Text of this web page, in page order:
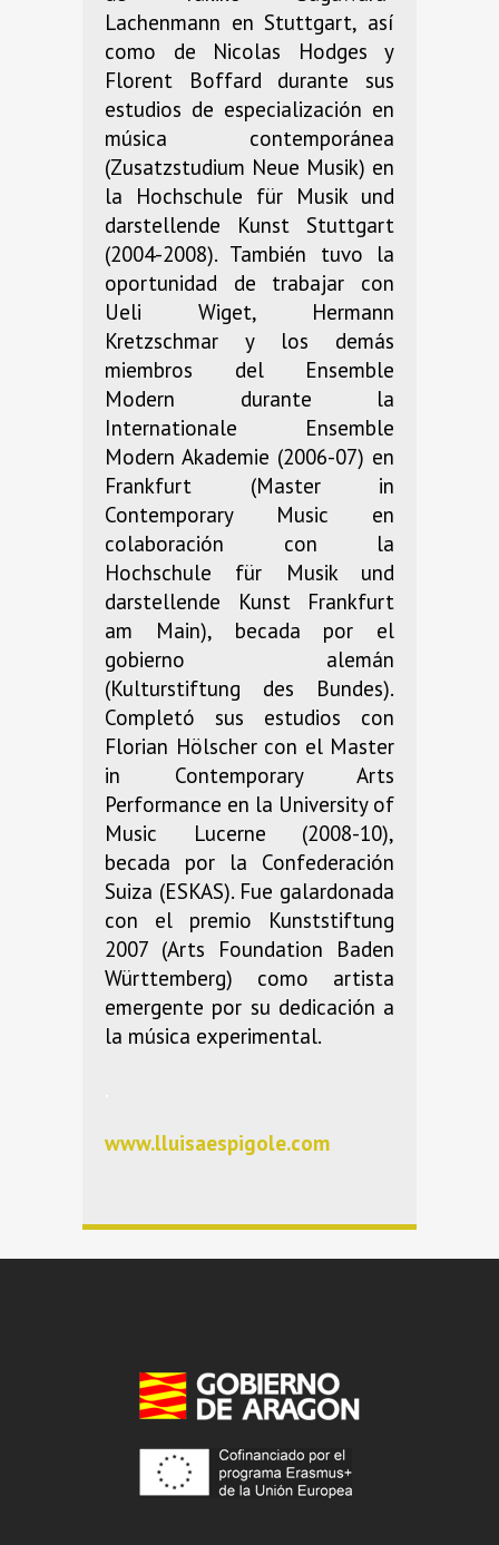
Lachenmann en Stuttgart, así
como de Nicolas Hodges y
Florent Boffard durante sus
estudios de especialización en
música contemporánea
(Zusatzstudium Neue Musik) en
la Hochschule für Musik und
darstellende Kunst Stuttgart
(2004-2008). También tuvo la
oportunidad de trabajar con
Ueli Wiget, Hermann
Kretzschmar y los demás
miembros del Ensemble
Modern durante la
Internationale Ensemble
Modern Akademie (2006-07) en
Frankfurt (Master in
Contemporary Music en
colaboración con la
Hochschule für Musik und
darstellende Kunst Frankfurt
am Main), becada por el
gobierno alemán
(Kulturstiftung des Bundes).
Completó sus estudios con
Florian Hölscher con el Master
in Contemporary Arts
Performance en la University of
Music Lucerne (2008-10),
becada por la Confederación
Suiza (ESKAS). Fue galardonada
con el premio Kunststiftung
2007 (Arts Foundation Baden
Württemberg) como artista
emergente por su dedicación a
la música experimental.
www.lluisaespigole.com